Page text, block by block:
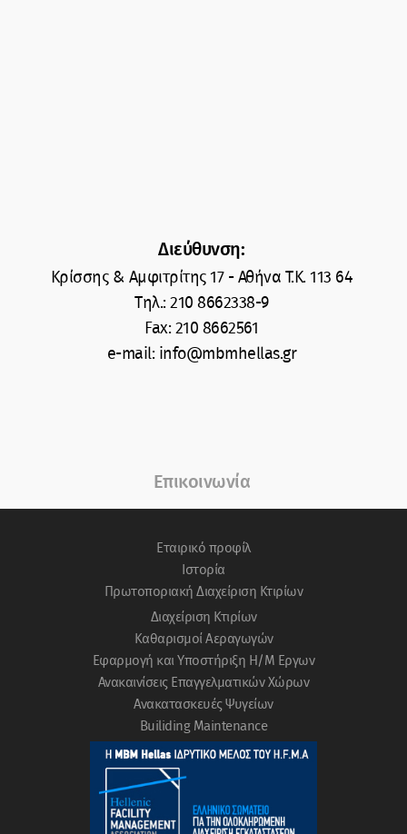
Διεύθυνση:
Κρίσσης & Αμφιτρίτης 17 - Αθήνα T.K. 113 64
Tηλ.: 210 8662338-9
Fax: 210 8662561
e-mail: info@mbmhellas.gr
Επικοινωνία
Eταιρικό προφίλ
Ιστορία
Πρωτοποριακή Διαχείριση Κτιρίων
Διαχείριση Κτιρίων
Καθαρισμοί Αεραγωγών
Εφαρμογή και Υποστήριξη Η/Μ Εργων
Ανακαινίσεις Επαγγελματικών Χώρων
Ανακατασκευές Ψυγείων
Builiding Μaintenance